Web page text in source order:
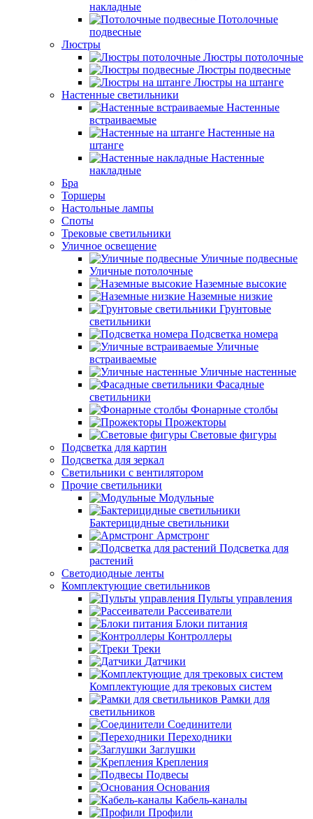
накладные
Потолочные
подвесные
Люстры
Люстры потолочные
Люстры подвесные
Люстры на штанге
Настенные светильники
Настенные
встраиваемые
Настенные на
штанге
Настенные
накладные
Бра
Торшеры
Настольные лампы
Споты
Трековые светильники
Уличное освещение
Уличные подвесные
Уличные потолочные
Наземные высокие
Наземные низкие
Грунтовые
светильники
Подсветка номера
Уличные
встраиваемые
Уличные настенные
Фасадные
светильники
Фонарные столбы
Прожекторы
Световые фигуры
Подсветка для картин
Подсветка для зеркал
Светильники с вентилятором
Прочие светильники
Модульные
Бактерицидные светильники
Армстронг
Подсветка для
растений
Светодиодные ленты
Комплектующие светильников
Пульты управления
Рассеиватели
Блоки питания
Контроллеры
Треки
Датчики
Комплектующие для трековых систем
Рамки для
светильников
Соединители
Переходники
Заглушки
Крепления
Подвесы
Основания
Кабель-каналы
Профили